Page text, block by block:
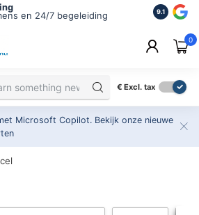
en 24/7 begeleiding
ISO
2.500+
9.1
0
€ Excl. tax
Microsoft Copilot. Bekijk onze nieuwe